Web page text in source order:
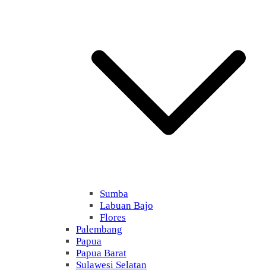
Sumba
Labuan Bajo
Flores
Palembang
Papua
Papua Barat
Sulawesi Selatan